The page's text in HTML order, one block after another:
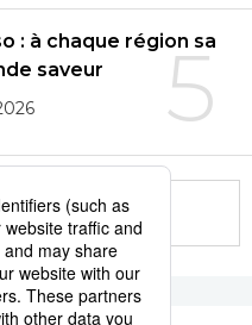
5
: à chaque région sa
saveur